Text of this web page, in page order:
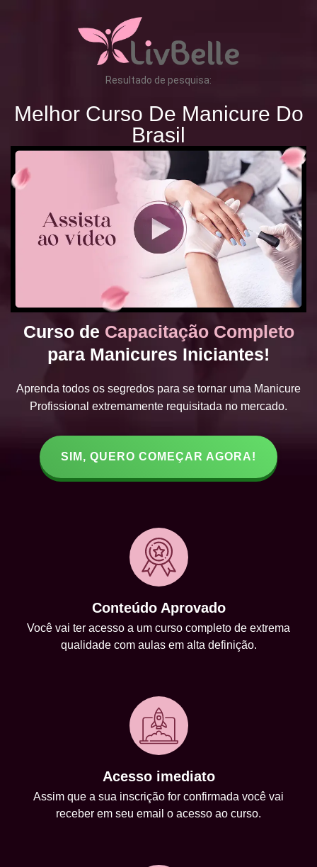
Resultado de pesquisa:
Melhor Curso De Manicure Do
Brasil
Curso de Capacitação Completo
para Manicures Iniciantes!
Aprenda todos os segredos para se tornar uma Manicure
Profissional extremamente requisitada no mercado.
SIM, QUERO COMEÇAR AGORA!
Conteúdo Aprovado
Você vai ter acesso a um curso completo de extrema
qualidade com aulas em alta definição.
Acesso imediato
Assim que a sua inscrição for confirmada você vai
receber em seu email o acesso ao curso.